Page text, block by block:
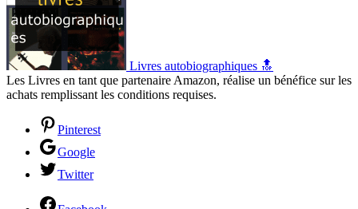
Livres autobiographiques 🔝
Les Livres en tant que partenaire Amazon, réalise un bénéfice sur les
achats remplissant les conditions requises.
Pinterest
Google
Twitter